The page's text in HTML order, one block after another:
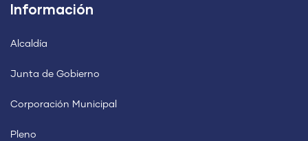
Información
Alcaldía
Junta de Gobierno
Corporación Municipal
Pleno